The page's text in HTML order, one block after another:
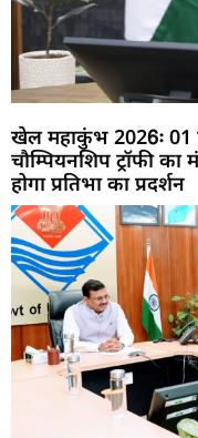
खेल महाकुंभ 2026ः 01
चौम्पियनशिप ट्रॉफी
होगा प्रतिभा का प्रदर्शन